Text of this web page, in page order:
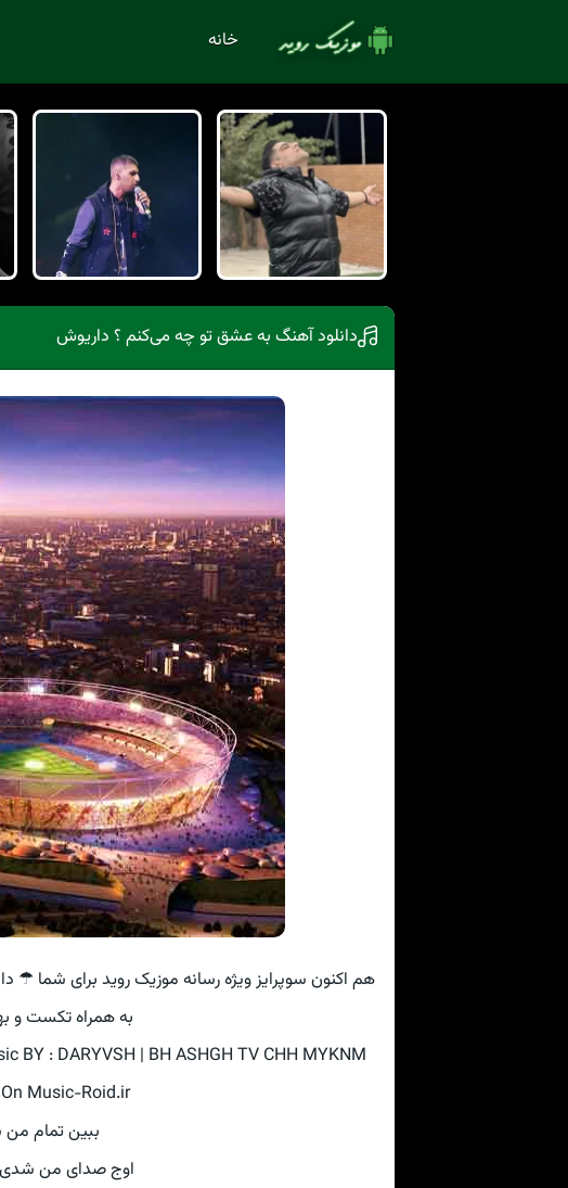
خانه
دانلود آهنگ به عشق تو چه می‌کنم ؟ داریوش
هم اکنون سوپرایز ویژه رسانه موزیک روید برای شما
به همراه تکست و
Music-Roid.ir
ببین تمام
اوج صدای من